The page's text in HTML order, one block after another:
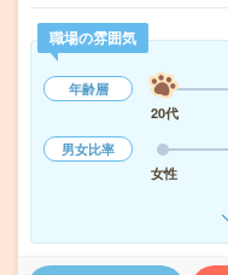
職場の雰囲気
年齢層
20代
男女比率
女性